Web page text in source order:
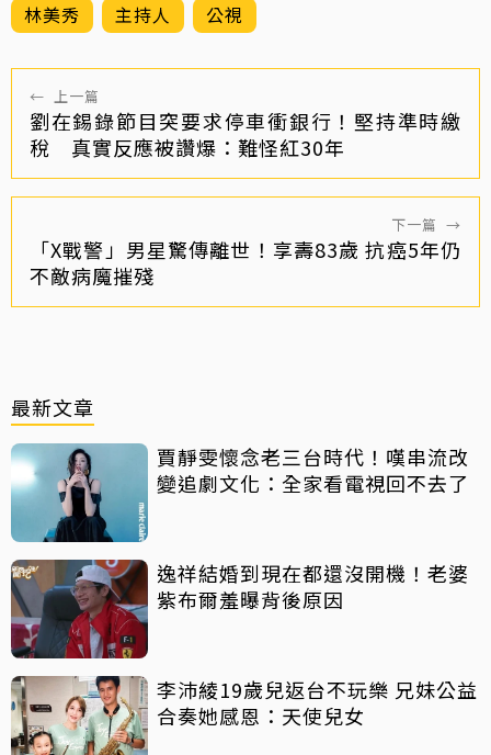
林美秀 主持人 公視
← 上一篇
劉在錫錄節目突要求停車衝銀行！堅持準時繳
稅 真實反應被讚爆：難怪紅30年
下一篇 →
「X戰警」男星驚傳離世！享壽83歲 抗癌5年仍
不敵病魔摧殘
最新文章
賈靜雯懷念老三台時代！嘆串流改
變追劇文化：全家看電視回不去了
逸祥結婚到現在都還沒開機！老婆
紫布爾羞曝背後原因
李沛綾19歲兒返台不玩樂 兄妹公益
合奏她感恩：天使兒女